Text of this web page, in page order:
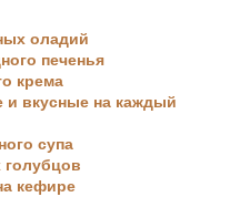
оладий
печенья
крема
вкусные на каждый
супа
кефире